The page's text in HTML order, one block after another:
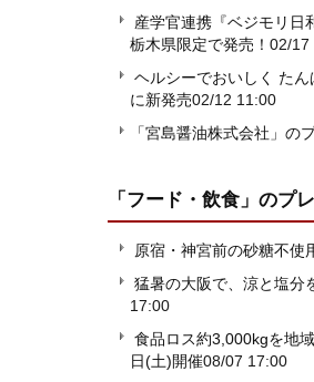
産学官連携『ベジモリ日
栃木県限定で発売！ 02/17
ヘルシーでおいしく た
に新発売02/12 11:00
「宮島醤油株式会社」の
「フード・飲食」 のプ
原宿・神宮前の砂糖不使
猛暑の大阪で、涼と塩分
17:00
食品ロス約3,000kgを地
日(土)開催08/07 17:00